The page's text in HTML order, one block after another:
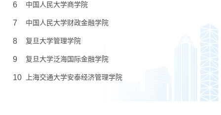
6 中国人民大学商学院
7 中国人民大学财政金融学院
8 复旦大学管理学院
9 复旦大学泛海国际金融学院
10 上海交通大学安泰经济管理学院